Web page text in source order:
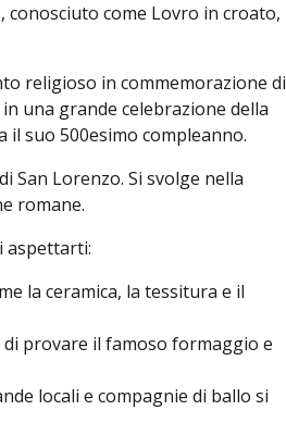
conosciuto come Lovro in croato,
religioso in commemorazione di
una grande celebrazione della
il suo 500esimo compleanno.
San Lorenzo. Si svolge nella
romane.
aspettarti:
la ceramica, la tessitura e il
provare il famoso formaggio e
locali e compagnie di ballo si